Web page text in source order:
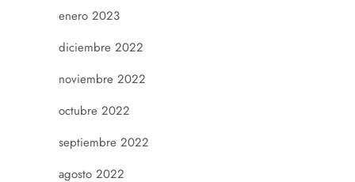
enero 2023
diciembre 2022
noviembre 2022
octubre 2022
septiembre 2022
agosto 2022